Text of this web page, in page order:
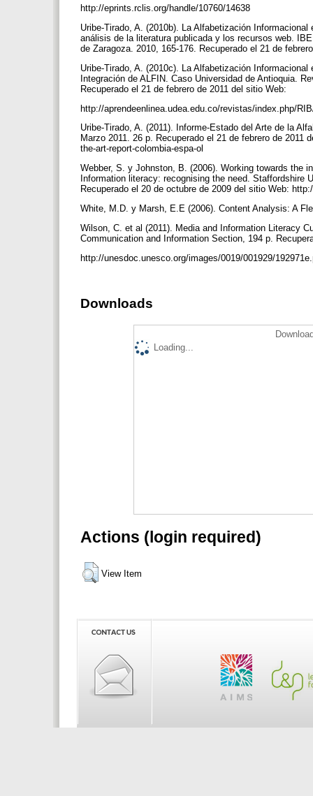
http://eprints.rclis.org/handle/10760/14638
Uribe-Tirado, A. (2010b). La Alfabetización
análisis de la literatura publicada y los recursos web.
de Zaragoza. 2010, 165-176. Recuperado el 21 de
Uribe-Tirado, A. (2010c). La Alfabetización
Integración de ALFIN. Caso Universidad de Antioquia.
Recuperado el 21 de febrero de 2011 del sitio Web:
http://aprendeenlinea.udea.edu.co/revistas/index.php/
Uribe-Tirado, A. (2011). Informe-Estado del Arte de la
Marzo 2011. 26 p. Recuperado el 21 de febrero de
the-art-report-colombia-espa-ol
Webber, S. y Johnston, B. (2006). Working towards the
Information literacy: recognising the need. Staffordshire
Recuperado el 20 de octubre de 2009 del sitio Web:
White, M.D. y Marsh, E.E (2006). Content Analysis: A
Wilson, C. et al (2011). Media and Information Literacy
Communication and Information Section, 194 p.
http://unesdoc.unesco.org/images/0019/001929/
Downloads
Loading...
Actions (login required)
View Item